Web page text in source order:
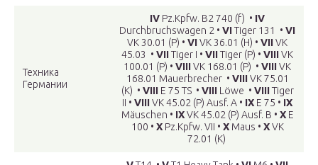
Техника
Германии
IV Pz.Kpfw. B2 740 (f) • IV
Durchbruchswagen 2 • VITiger 131 • VI
VK 30.01 (P) • VIVK 36.01 (H) • VIIVK
45.03 • VIITiger I • VIITiger (P) • VIIIVK
100.01 (P) • VIIIVK 168.01 (P) • VIIIVK
168.01 Mauerbrecher • VIIIVK 75.01
(K) • VIIIE 75 TS • VIIILöwe • VIIITiger
II • VIIIVK 45.02 (P) Ausf. A • IX E 75 • IX
Mäuschen • IXVK 45.02 (P) Ausf. B • XE
100 • XPz.Kpfw. VII • XMaus • XVK
72.01 (K)